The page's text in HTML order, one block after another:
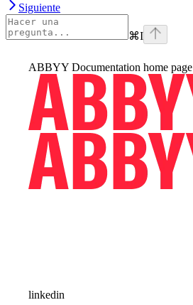
Siguiente
⌘I
ABBYY Documentation home page
linkedin